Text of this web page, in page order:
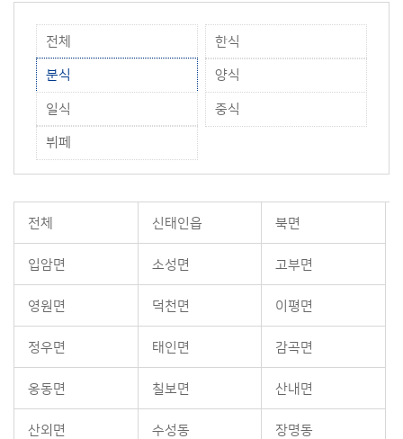
전체 한식
분식 양식
일식 중식
뷔페
전체 신태인읍 북면
입암면 소성면 고부면
영원면 덕천면 이평면
정우면 태인면 감곡면
옹동면 칠보면 산내면
산외면 수성동 장명동